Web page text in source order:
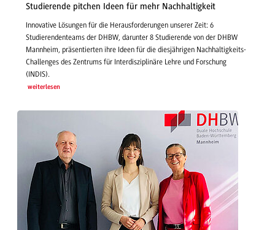
Studierende pitchen Ideen für mehr Nachhaltigkeit
Innovative Lösungen für die Herausforderungen unserer Zeit: 6
Studierendenteams der DHBW, darunter 8 Studierende von der DHBW
Mannheim, präsentierten ihre Ideen für die diesjährigen Nachhaltigkeits-
Challenges des Zentrums für Interdisziplinäre Lehre und Forschung
(INDIS).
weiterlesen